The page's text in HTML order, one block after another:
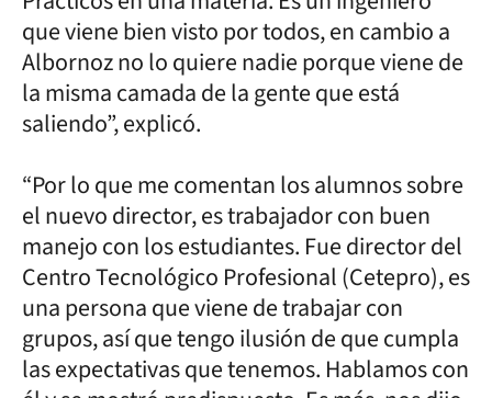
que viene bien visto por todos, en cambio a
Albornoz no lo quiere nadie porque viene de
la misma camada de la gente que está
saliendo”, explicó.
“Por lo que me comentan los alumnos sobre
el nuevo director, es trabajador con buen
manejo con los estudiantes. Fue director del
Centro Tecnológico Profesional (Cetepro), es
una persona que viene de trabajar con
grupos, así que tengo ilusión de que cumpla
las expectativas que tenemos. Hablamos con